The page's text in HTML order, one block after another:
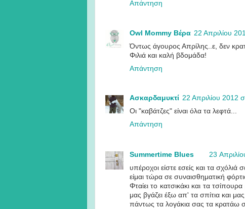
Απάντηση
Owl Mommy Βέρα 22 Απριλίου
Όντως άγουρος Απρίλης..ε, δεν
Φιλιά και καλή βδομάδα!
Απάντηση
Ασκαρδαμυκτί 22 Απριλίου 2012
Οι "καβάτζες" είναι όλα τα λεφτά...
Απάντηση
Summertime Blues
23
υπέροχοι είστε εσείς και τα σχόλιά
είμαι τώρα σε συναισθηματική
Φταίει το κατσικάκι και τα
μας βγάζει έξω απ' τα σπίτια και
πάντως τα λογάκια σας τα κρατάω